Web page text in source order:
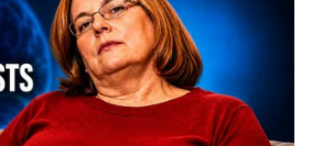
ತಕ್ಷಣ ಮೀನು, ಈರುಳ್ಳಿ ಅಥವಾ